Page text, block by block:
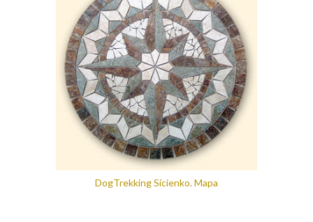
DogTrekking Sicienko. Mapa